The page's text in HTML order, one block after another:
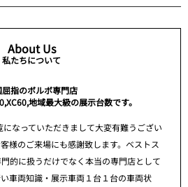
About Us
私たちについて
屈指のボルボ専門店
地域最大級の展示台数です。
なっていただきまして大変有難うござい
様のご来場にも感謝致します。ベストス
的に扱うだけでなく本当の専門店として
車両知識・展示車両１台１台の車両状